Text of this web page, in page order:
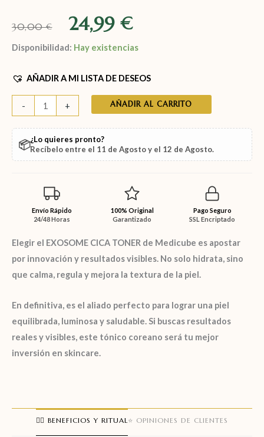
30,00€ 24,99€
Disponibilidad: Hay existencias
AÑADIR A MI LISTA DE DESEOS
- + AÑADIR AL CARRITO
📦¿Lo quieres pronto?
Recíbelo entre el 11 de Agostoy el 12 de Agosto.
Envío Rápido
24/48 Horas
100% Original
Garantizado
Pago Seguro
SSL Encriptado
Elegir el EXOSOME CICA TONER de Medicube es apostar
por innovación y resultados visibles. No solo hidrata, sino
que calma, regula y mejora la textura de la piel.
En definitiva, es el aliado perfecto para lograr una piel
equilibrada, luminosa y saludable. Si buscas resultados
reales y visibles, este tónico coreano será tu mejor
inversión en skincare.
🧖‍♀️ BENEFICIOS Y RITUAL ⭐ OPINIONES DE CLIENTES